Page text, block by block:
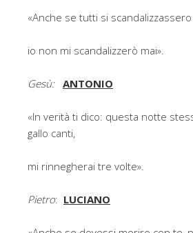
«Anche se tutti si
io non mi scandalizzerò mai».
Gesù: ANTONIO
«In verità ti dico: questa notte
gallo canti,
mi rinnegherai tre volte».
Pietro: LUCIANO